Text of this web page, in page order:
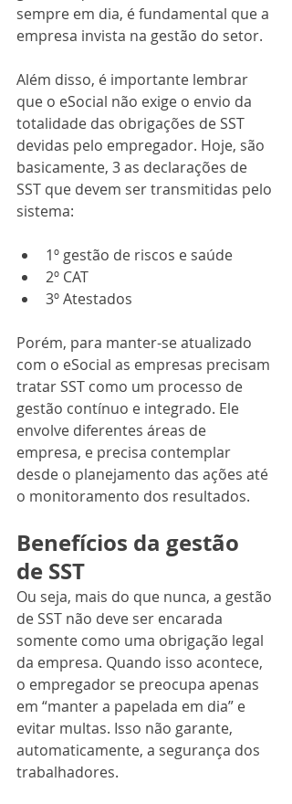
sempre em dia, é fundamental que a
empresa invista na gestão do setor.
Além disso, é importante lembrar
que o eSocial não exige o envio da
totalidade das obrigações de SST
devidas pelo empregador. Hoje, são
basicamente, 3 as declarações de
SST que devem ser transmitidas pelo
sistema:
1º gestão de riscos e saúde
2º CAT
3º Atestados
Porém, para manter-se atualizado
com o eSocial as empresas precisam
tratar SST como um processo de
gestão contínuo e integrado. Ele
envolve diferentes áreas de
empresa, e precisa contemplar
desde o planejamento das ações até
o monitoramento dos resultados.
Benefícios da gestão
de SST
Ou seja, mais do que nunca, a gestão
de SST não deve ser encarada
somente como uma obrigação legal
da empresa. Quando isso acontece,
o empregador se preocupa apenas
em “manter a papelada em dia” e
evitar multas. Isso não garante,
automaticamente, a segurança dos
trabalhadores.